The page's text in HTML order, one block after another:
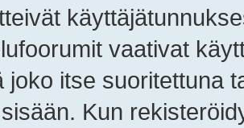
vaativat
joko itse suoritettuna
Kun